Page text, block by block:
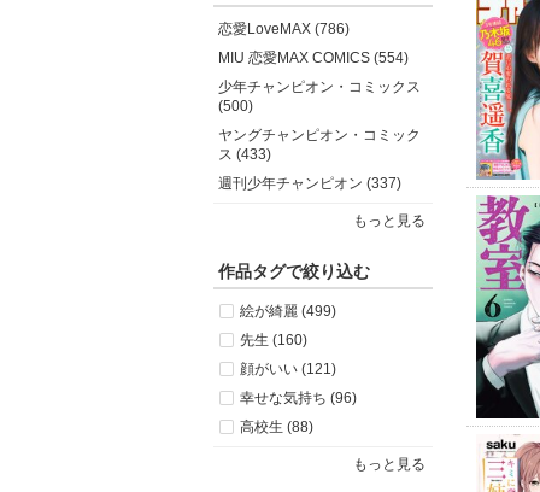
恋愛LoveMAX (786)
MIU 恋愛MAX COMICS (554)
少年チャンピオン・コミックス
(500)
ヤングチャンピオン・コミック
ス (433)
週刊少年チャンピオン (337)
もっと見る
作品タグで絞り込む
絵が綺麗 (499)
先生 (160)
顔がいい (121)
幸せな気持ち (96)
高校生 (88)
もっと見る